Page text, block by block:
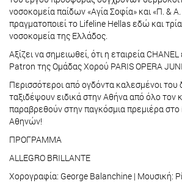
νοσοκομεία παίδων «Αγία Σοφία» και «Π. &
πραγματοποιεί το Lifeline Hellas εδώ και
νοσοκομεία της Ελλάδος.
Αξίζει να σημειωθεί, ότι η εταιρεία
Patron της Ομάδας Χορού PARIS OPERA
Περισσότεροι από ογδόντα καλεσμένοι του
ταξιδέψουν ειδικά στην Αθήνα από όλο τον
παραβρεθούν στην παγκόσμια πρεμιέρα
Αθηνών!
ΠΡΟΓΡΑΜΜΑ
ALLEGRO BRILLANTE
Χορογραφία: George Balanchine | Μουσική: